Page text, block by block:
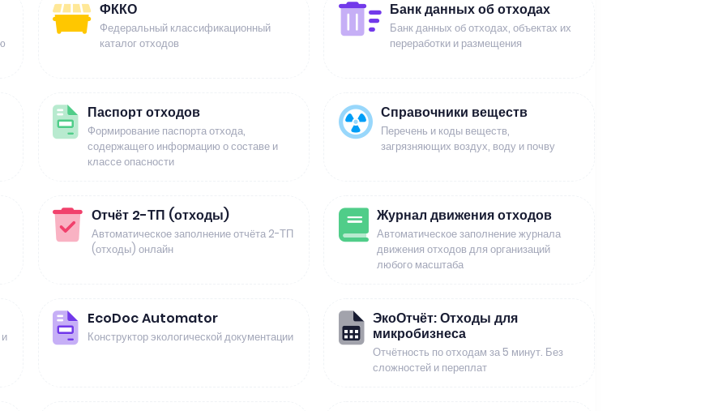
ФККО
Федеральный классификационный
каталог отходов
Банк данных об отходах
Банк данных об отходах, объектах их
переработки и размещения
Паспорт отходов
Формирование паспорта отхода,
содержащего информацию о составе и
классе опасности
Справочники веществ
Перечень и коды веществ,
загрязняющих воздух, воду и почву
Отчёт 2-ТП (отходы)
Автоматическое заполнение отчёта 2-ТП
(отходы) онлайн
Журнал движения отходов
Автоматическое заполнение журнала
движения отходов для организаций
любого масштаба
EcoDoc Automator
Конструктор экологической документации
ЭкоОтчёт: Отходы для
микробизнеса
Отчётность по отходам за 5 минут. Без
сложностей и переплат